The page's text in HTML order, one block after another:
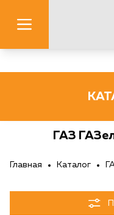
ГАЗ
Главная Каталог